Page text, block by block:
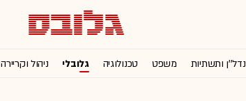
נדל''ן ותשתיות משפט טכנולוגיה גלובלי ניהול וקריירה